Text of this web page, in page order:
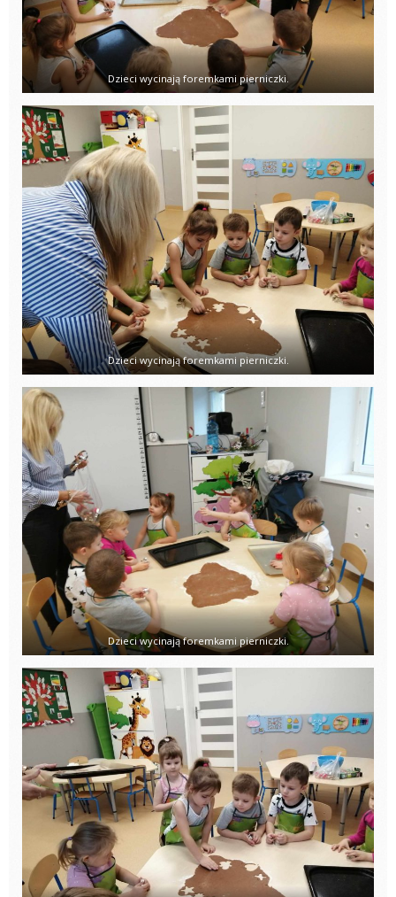
Dzieci wycinają foremkami pierniczki.
Dzieci wycinają foremkami pierniczki.
Dzieci wycinają foremkami pierniczki.